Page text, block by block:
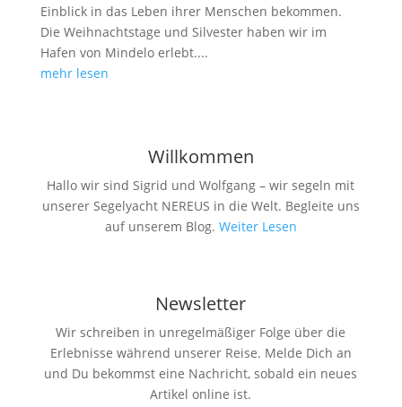
Einblick in das Leben ihrer Menschen bekommen.
Die Weihnachtstage und Silvester haben wir im
Hafen von Mindelo erlebt....
mehr lesen
Willkommen
Hallo wir sind Sigrid und Wolfgang – wir segeln mit
unserer Segelyacht NEREUS in die Welt. Begleite uns
auf unserem Blog. Weiter Lesen
Newsletter
Wir schreiben in unregelmäßiger Folge über die
Erlebnisse während unserer Reise. Melde Dich an
und Du bekommst eine Nachricht, sobald ein neues
Artikel online ist.